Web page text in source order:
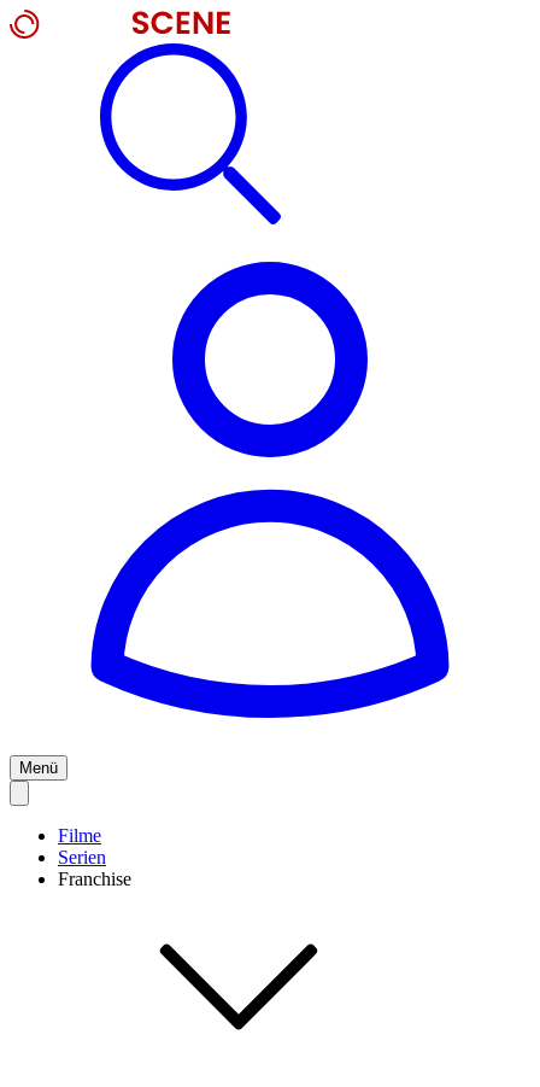
Menü
Filme
Serien
Franchise